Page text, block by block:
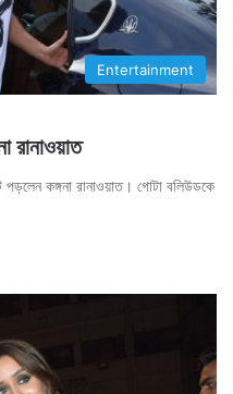
Entertainment
রানাওয়াত
কঙ্গনা রানাওয়াত। গোটা বলিউডকে